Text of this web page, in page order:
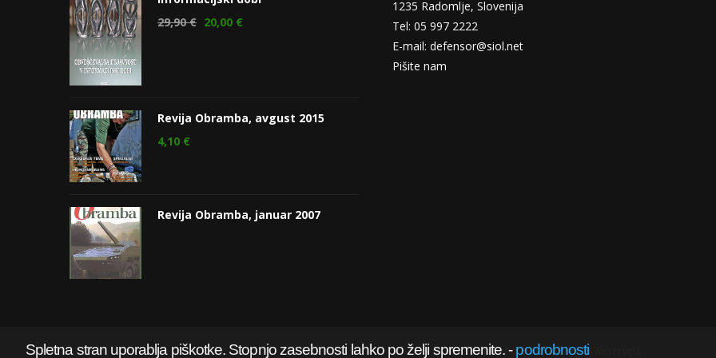
Spletna stran uporablja piškotke. Stopnjo zasebnosti lahko po želji spremenite.-podrobnosti
29,90€ 20,00 €
Revija Obramba, avgust 2015
4,10 €
Revija Obramba, januar 2007
1235 Radomlje, Slovenija
Tel: 05 997 2222
E-mail: defensor@siol.net
Pišite nam
@2022 obramba.com - All Right Reserved.